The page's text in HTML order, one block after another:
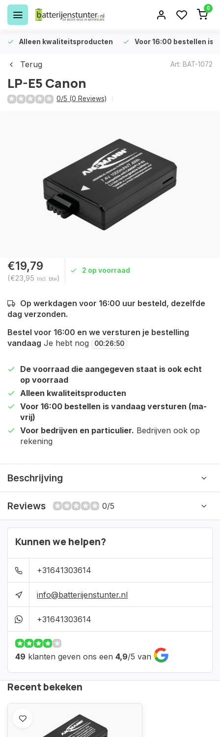
0
Alleen kwaliteitsproducten Voor 16:00 bestellen is
Terug Art: BAT-1072
LP-E5 Canon
0/5 (0 Reviews)
€19,79
(€23,95 Incl. btw)
2 op voorraad
Op werkdagen voor 16:00 uur besteld, dezelfde
dag verzonden.
Bestel voor 16:00 en we versturen je bestelling
vandaag Je hebt nog 00:26:50
De voorraad die aangegeven staat is ook echt
op voorraad
Alleen kwaliteitsproducten
Voor 16:00 bestellen is vandaag versturen (ma-
vrij)
Voor bedrijven en particulier. Bedrijven ook op
rekening
Beschrijving
Reviews 0/5
Kunnen we helpen?
+31641303614
info@batterijenstunter.nl
+31641303614
49 klanten geven ons een 4,9/5 van
Recent bekeken